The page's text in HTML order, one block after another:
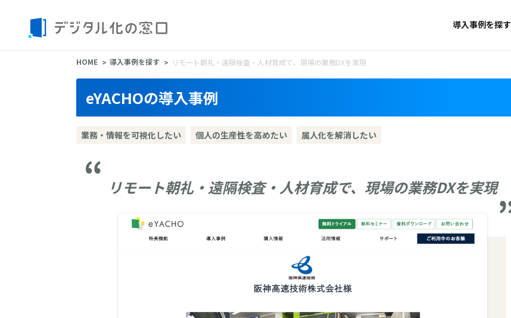
導入事例を探す
HOME 導入事例を探す リモート朝礼・遠隔検査・人材育成で、現場の業務DXを実現
eYACHOの導入事例
業務・情報を可視化したい 個人の生産性を高めたい 属人化を解消したい
リモート朝礼・遠隔検査・人材育成で、現場の業務DXを実現